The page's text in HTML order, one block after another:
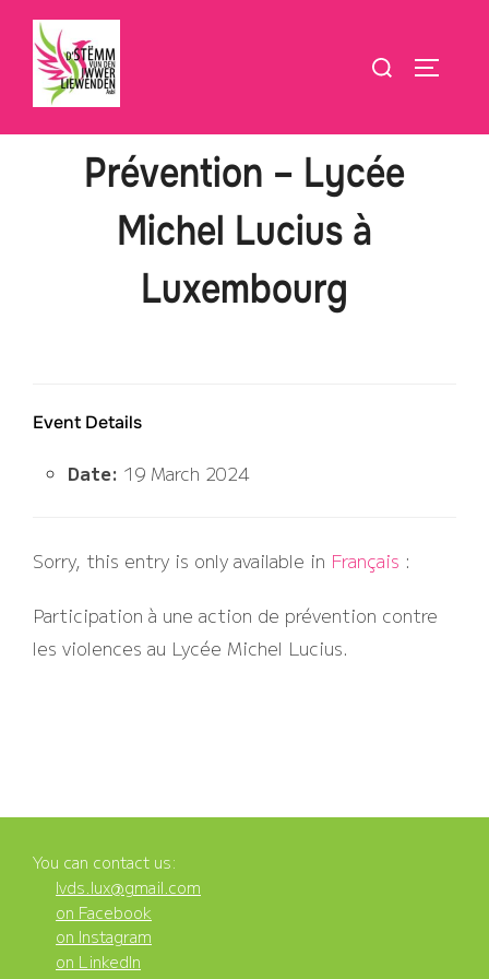
Skip
content
Search
Prévention – Lycée
Michel Lucius à
Luxembourg
Event Details
Date: 19 March 2024
Sorry, this entry is only available in Français :
Participation à une action de prévention contre
les violences au Lycée Michel Lucius.
You can contact us:
lvds.lux@gmail.com
on Facebook
on Instagram
on LinkedIn